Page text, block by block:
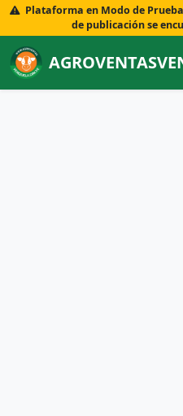
Plataforma en Modo de
de publicación se